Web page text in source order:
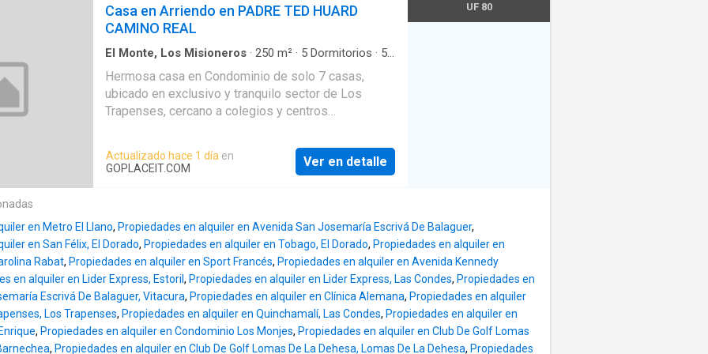
Metropolitana. Asegura tu lugar en esta comunidad
excepcional por solo UF 96. ¡No dejes pasar esta
oportunidad única de inv
entrada con piso de mármol-Baño de visita-Living
comedor con salida a la
Casa en Arriendo en PADRE TED HUARD
CAMINO REAL
El Monte, Los Misioneros · 250 m² · 5 Dormitorios · 5
Hermosa casa en Condominio de solo 7 casas,
ubicado en exclusivo y tranquilo sector de Los
Trapenses, cercano a colegios y centros
colegios: Everest, Santiago College, Monte Tabor y
Nazaret y Craighouse240 mts2 útiles y terreno de
Actualizado hace 1 día en
GOPLACEIT.COM
Ver en detalle
UF 80
en Metro El Llano, Propiedades en alquiler en Avenida San Josemaría Escrivá De Balaguer,
en San Félix, El Dorado, Propiedades en alquiler en Tobago, El Dorado, Propiedades en alquiler en
Rabat, Propiedades en alquiler en Sport Francés, Propiedades en alquiler en Avenida Kennedy
en alquiler en Lider Express, Estoril , Propiedades en alquiler en Lider Express, Las Condes, Propiedades en
Escrivá De Balaguer, Vitacura, Propiedades en alquiler en Clínica Alemana, Propiedades en alquiler
Los Trapenses, Propiedades en alquiler en Quinchamalí, Las Condes, Propiedades en alquiler en
, Propiedades en alquiler en Condominio Los Monjes, Propiedades en alquiler en Club De Golf Lomas
, Propiedades en alquiler en Club De Golf Lomas De La Dehesa, Lomas De La Dehesa, Propiedades